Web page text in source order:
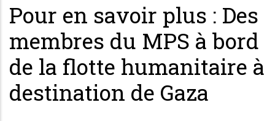
Pour en savoir plus : Des
membres du MPS à bord
de la flotte humanitaire à
destination de Gaza